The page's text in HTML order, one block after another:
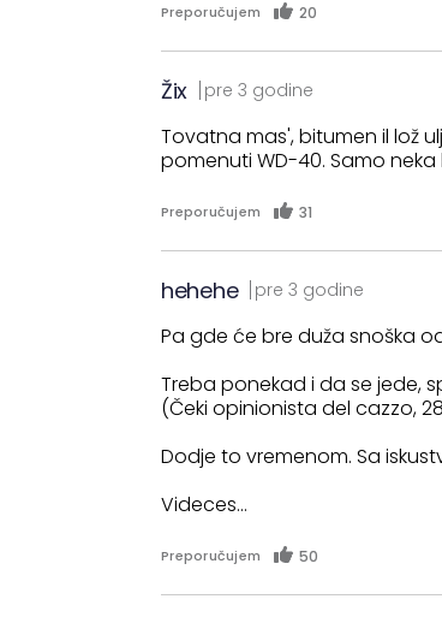
Preporučujem 20
Žix pre 3 godine
Tovatna mas', bitumen il lož
pomenuti WD-40. Samo neka
Preporučujem 31
hehehe pre 3 godine
Pa gde će bre duža snoška
Treba ponekad i da se jede,
(Čeki opinionista del cazzo,
Dodje to vremenom. Sa
Videces…
Preporučujem 50